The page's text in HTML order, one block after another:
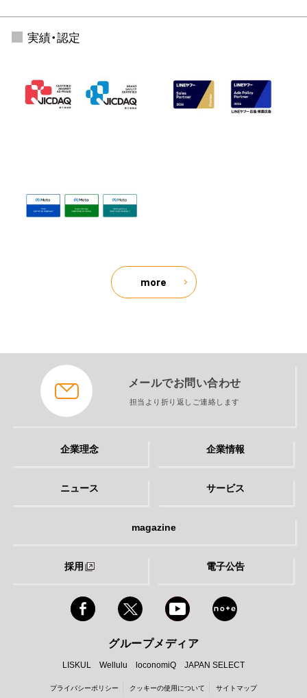
実績・認定
more
メールでお問い合わせ
担当より折り返しご連絡します
企業理念 企業情報
ニュース サービス
magazine
採用 電子公告
グループメディア
LISKUL Wellulu loconomiQ JAPAN SELECT
プライバシーポリシー クッキーの使用について サイトマップ